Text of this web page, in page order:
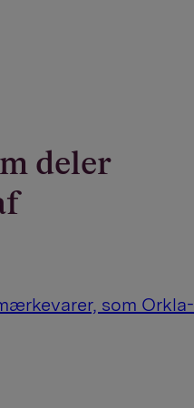
deler
som Orkla-